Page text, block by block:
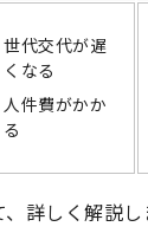
世代交代が遅
くなる
人件費がかか
る
詳しく解説し